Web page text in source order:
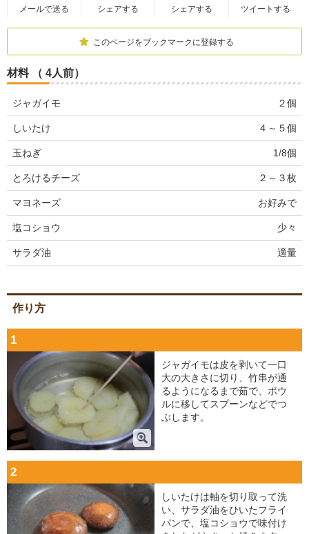
メールで送る シェアする シェアする ツイートする
このページをブックマークに登録する
材料 （ 4人前）
ジャガイモ ２個
しいたけ ４～５個
玉ねぎ 1/8個
とろけるチーズ ２～３枚
マヨネーズ お好みで
塩コショウ 少々
サラダ油 適量
作り方
1
ジャガイモは皮を剥いて一口
大の大きさに切り、竹串が通
るようになるまで茹で、ボウ
ルに移してスプーンなどでつ
ぶします。
2
しいたけは軸を切り取って洗
い、サラダ油をひいたフライ
パンで、塩コショウで味付け